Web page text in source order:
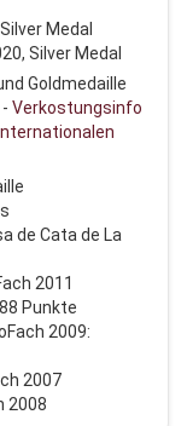
Medal
Silver Medal
Goldmedaille
Verkostungsinfo
de Cata de La
2011
Punkte
2009:
2007
2008